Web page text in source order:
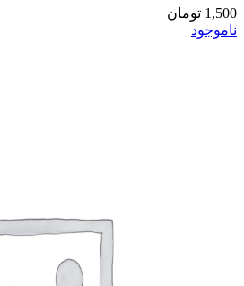
1,500 تومان
ناموجود